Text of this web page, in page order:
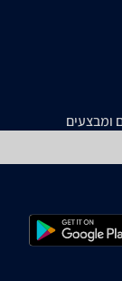
ומבצעים